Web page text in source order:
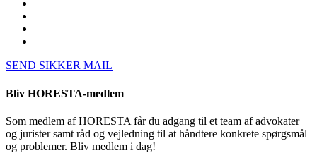
SEND SIKKER MAIL
Bliv HORESTA-medlem
Som medlem af HORESTA får du adgang til et team af advokater
og jurister samt råd og vejledning til at håndtere konkrete spørgsmål
og problemer. Bliv medlem i dag!